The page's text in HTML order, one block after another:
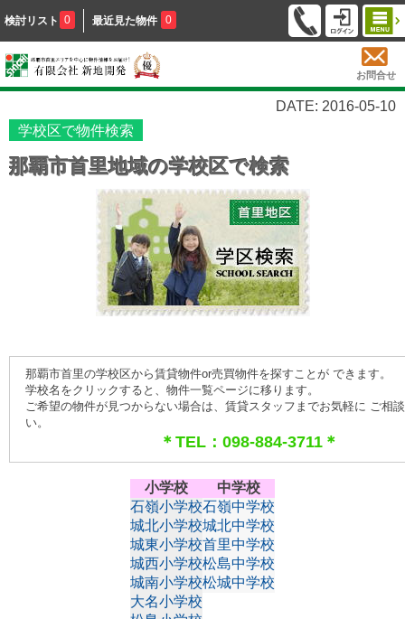
検討リスト 0 最近見た物件 0
お問合せ
DATE: 2016-05-10
学校区で物件検索
那覇市首里地域の学校区で検索
那覇市首里の学校区から賃貸物件or売買物件を探すことが できます。
学校名をクリックすると、物件一覧ページに移ります。
ご希望の物件が見つからない場合は、賃貸スタッフまでお気軽に ご相
い。
＊TEL：098-884-3711＊
小学校
中学校
石嶺小学校石嶺中学校
城北小学校城北中学校
城東小学校首里中学校
城西小学校松島中学校
城南小学校松城中学校
大名小学校